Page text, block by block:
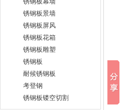
锈钢板景墙
锈钢板屏风
锈钢板花箱
锈钢板雕塑
锈钢板
耐候锈钢板
考登钢
锈钢板镂空切割